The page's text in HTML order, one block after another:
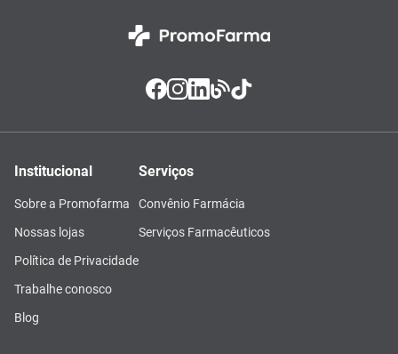
Institucional
Sobre a Promofarma
Nossas lojas
Política de Privacidade
Trabalhe conosco
Blog
Serviços
Convênio Farmácia
Serviços Farmacêuticos